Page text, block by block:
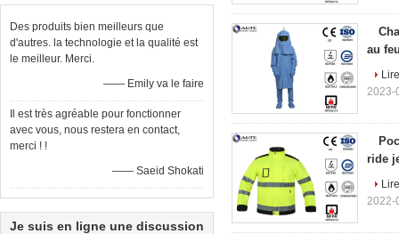
Des produits bien meilleurs que
d'autres. la technologie et la qualité est
le meilleur. Merci.
—— Emily va le faire
Il est très agréable pour fonctionner
avec vous, nous restera en contact,
merci ! !
—— Saeid Shokati
Je suis en ligne une discussion
au
2023-
ride
2022-